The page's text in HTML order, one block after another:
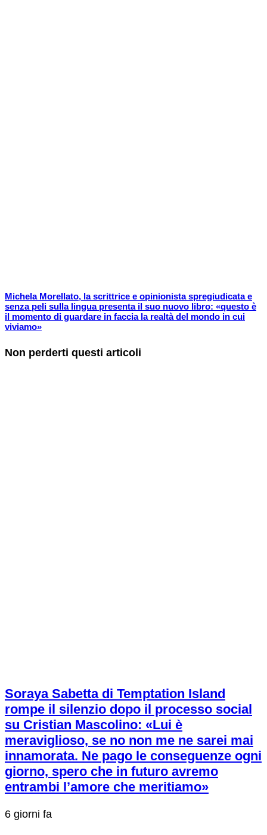
Michela Morellato, la scrittrice e opinionista spregiudicata e
senza peli sulla lingua presenta il suo nuovo libro: «questo è
il momento di guardare in faccia la realtà del mondo in cui
viviamo»
Non perderti questi articoli
Soraya Sabetta di Temptation Island
rompe il silenzio dopo il processo social
su Cristian Mascolino: «Lui è
meraviglioso, se no non me ne sarei mai
innamorata. Ne pago le conseguenze ogni
giorno, spero che in futuro avremo
entrambi l’amore che meritiamo»
6 giorni fa